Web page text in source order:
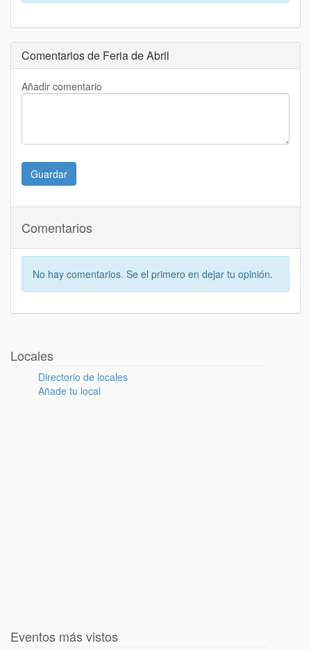
Comentarios de Feria de Abril
Añadir comentario
Guardar
Comentarios
No hay comentarios. Se el primero en dejar tu opinión.
Locales
Directorio de locales
Añade tu local
Eventos más vistos